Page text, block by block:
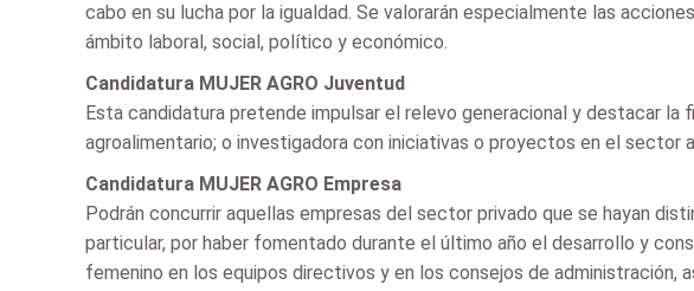
cabo en su lucha por la igualdad. Se valorarán especialmente las
ámbito laboral, social, político y económico.
Candidatura MUJER AGRO Juventud
Esta candidatura pretende impulsar el relevo generacional y destacar
agroalimentario; o investigadora con iniciativas o proyectos en el sector
Candidatura MUJER AGRO Empresa
Podrán concurrir aquellas empresas del sector privado que se hayan
particular, por haber fomentado durante el último año el desarrollo y
femenino en los equipos directivos y en los consejos de administración,